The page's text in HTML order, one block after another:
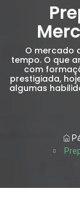
O mercado
tempo. O que
com
prestigiada,
algumas